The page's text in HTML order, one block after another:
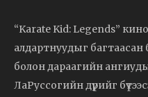
“Karate Kid: Legends”
алдартнуудыг
болон дараагийн
ЛаРуссогийн дүрийг